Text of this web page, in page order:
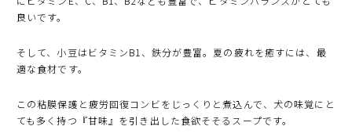
良いです。
そして、小豆はビタミンB1、鉄分が豊富。夏の疲れを癒すには、最
適な食材です。
この粘膜保護と疲労回復コンビをじっくりと煮込んで、犬の味覚にと
ても多く持つ『甘味』を引き出した食欲そそるスープです。